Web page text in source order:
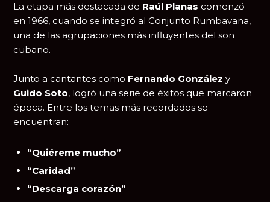
La etapa más destacada de Raúl Planas comenzó
en 1966, cuando se integró alConjunto Rumbavana,
una de las agrupaciones más influyentes del son
cubano.
Junto a cantantes como Fernando González y
Guido Soto, logró una serie de éxitos que marcaron
época. Entre los temas más recordados se
encuentran:
“Quiéreme mucho”
“Caridad”
“Descarga corazón”